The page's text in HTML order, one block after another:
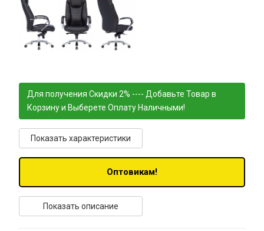
Для получения Скидки 2% ---- Добавьте Товар в
Корзину и Выберете Оплату Наличными!
Показать характеристики
Оптовикам!
Показать описание